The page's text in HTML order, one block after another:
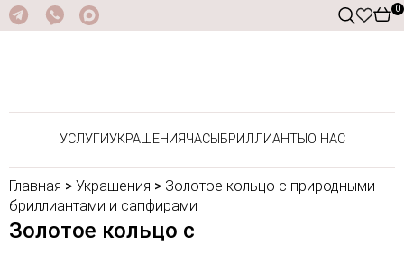
0
УСЛУГИУКРАШЕНИЯЧАСЫ БРИЛЛИАНТЫ О НАС
Главная > Украшения > Золотое кольцо с природными
бриллиантами и сапфирами
Золотое кольцо с